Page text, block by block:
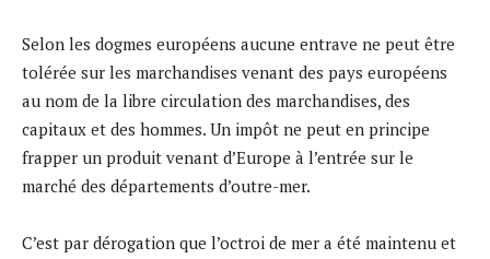
Selon les dogmes européens aucune entrave ne peut être
tolérée sur les marchandises venant des pays européens
au nom de la libre circulation des marchandises, des
capitaux et des hommes. Un impôt ne peut en principe
frapper un produit venant d’Europe à l’entrée sur le
marché des départements d’outre-mer.
C’est par dérogation que l’octroi de mer a été maintenu et